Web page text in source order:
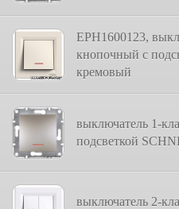
EPH1600123,
кнопочный с
кремовый
выключатель 1-
подсветкой
выключатель 2-